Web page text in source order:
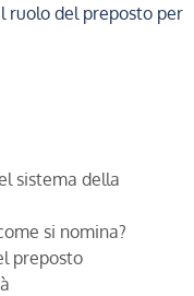
ruolo del preposto per
sistema della
si nomina?
preposto